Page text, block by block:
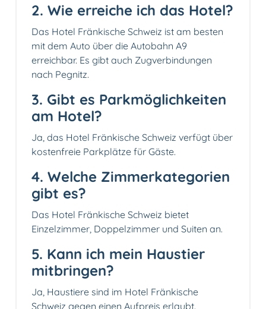
2. Wie erreiche ich das Hotel?
Das Hotel Fränkische Schweiz ist am besten
mit dem Auto über die Autobahn A9
erreichbar. Es gibt auch Zugverbindungen
nach Pegnitz.
3. Gibt es Parkmöglichkeiten
am Hotel?
Ja, das Hotel Fränkische Schweiz verfügt über
kostenfreie Parkplätze für Gäste.
4. Welche Zimmerkategorien
gibt es?
Das Hotel Fränkische Schweiz bietet
Einzelzimmer, Doppelzimmer und Suiten an.
5. Kann ich mein Haustier
mitbringen?
Ja, Haustiere sind im Hotel Fränkische
Schweiz gegen einen Aufpreis erlaubt.